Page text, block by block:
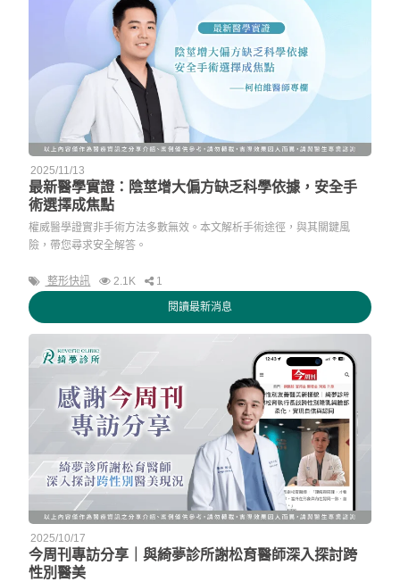
2025/11/13
最新醫學實證：陰莖增大偏方缺乏科學依據，安全手
術選擇成焦點
權威醫學證實非手術方法多數無效。本文解析手術途徑，與其關鍵風
險，帶您尋求安全解答。
整形快訊 2.1K 1
閱讀最新消息
2025/10/17
今周刊專訪分享｜與綺夢診所謝松育醫師深入探討跨
性別醫美